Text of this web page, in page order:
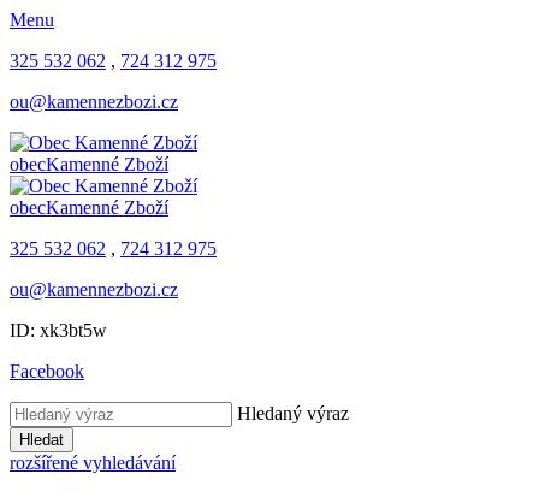
Menu
325 532 062 , 724 312 975
ou@kamennezbozi.cz
obecKamenné Zboží
obecKamenné Zboží
325 532 062 , 724 312 975
ou@kamennezbozi.cz
ID: xk3bt5w
Facebook
Hledaný výraz
Hledat
rozšířené vyhledávání